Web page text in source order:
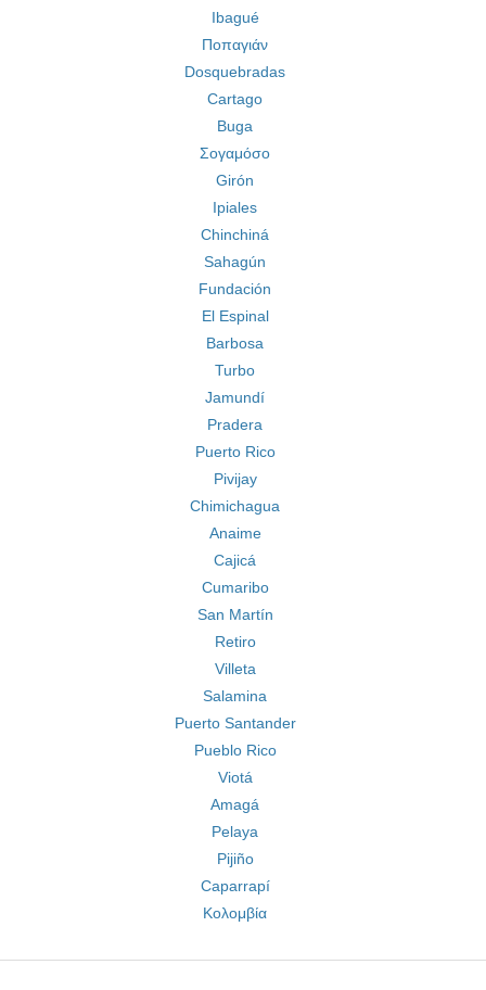
Ibagué
Ποπαγιάν
Dosquebradas
Cartago
Buga
Σογαμόσο
Girón
Ipiales
Chinchiná
Sahagún
Fundación
El Espinal
Barbosa
Turbo
Jamundí
Pradera
Puerto Rico
Pivijay
Chimichagua
Anaime
Cajicá
Cumaribo
San Martín
Retiro
Villeta
Salamina
Puerto Santander
Pueblo Rico
Viotá
Amagá
Pelaya
Pijiño
Caparrapí
Κολομβία